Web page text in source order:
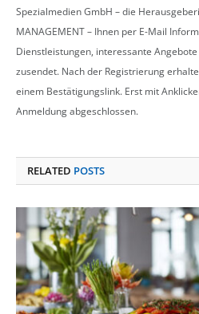
Spezialmedien GmbH – die
MANAGEMENT – Ihnen per E-Mail
Dienstleistungen, interessante
zusendet. Nach der Registrierung
einem Bestätigungslink. Erst mit
Anmeldung abgeschlossen.
RELATED POSTS